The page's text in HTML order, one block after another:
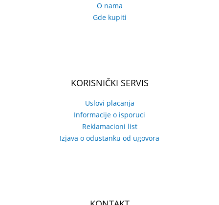
O nama
Gde kupiti
KORISNIČKI SERVIS
Uslovi placanja
Informacije o isporuci
Reklamacioni list
Izjava o odustanku od ugovora